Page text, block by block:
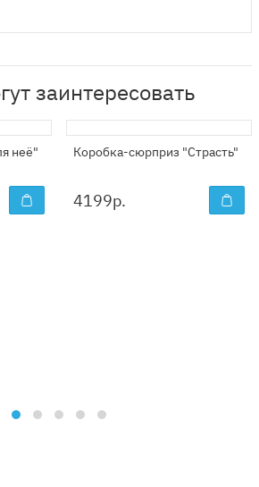
заинтересовать
неё" Коробка-сюрприз "Страсть"
4199р.